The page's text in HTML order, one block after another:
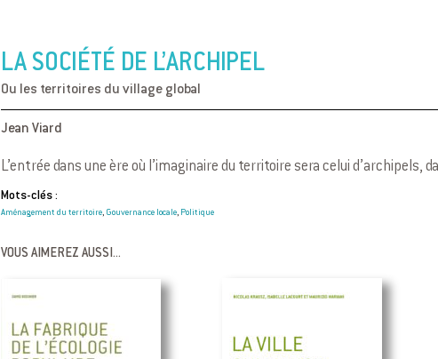
LA SOCIÉTÉ DE L’ARCHIPEL
Ou les territoires du village global
Jean Viard
L’entrée dans une ère où l’imaginaire du territoire sera celui d’archipels,
Mots-clés :
Aménagement du territoire, Gouvernance locale, Politique
VOUS AIMEREZ AUSSI...